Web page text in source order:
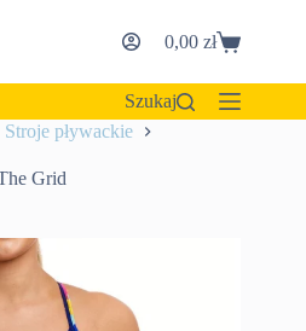
Koszyk
0,00zł
Szukaj
Stroje pływackie
Grid